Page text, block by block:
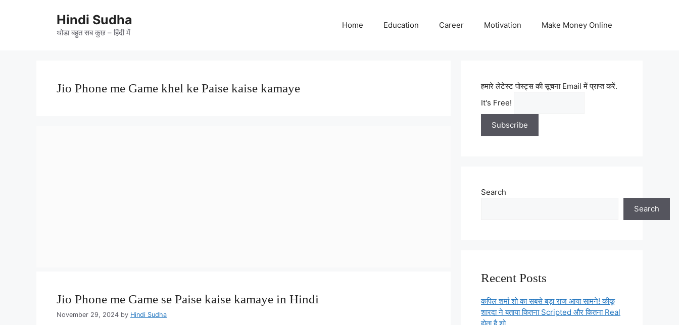
Hindi Sudha
थोडा बहुत सब कुछ – हिंदी में
Home Education Career Motivation Make Money Online
Jio Phone me Game khel ke Paise kaise kamaye
Jio Phone me Game se Paise kaise kamaye in Hindi
November 29, 2024 by Hindi Sudha
हमारे लेटेस्ट पोस्ट्स की सूचना Email में प्राप्त करें.
It's Free!
Search
Search
Recent Posts
कपिल शर्मा शो का सबसे बड़ा राज आया सामने! कीकू
शारदा ने बताया कितना Scripted और कितना Real